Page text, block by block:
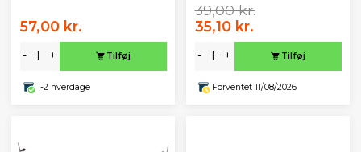
57,00 kr.
- + Tilføj
1-2 hverdage
39,00 kr.
35,10 kr.
- + Tilføj
Forventet 11/08/2026